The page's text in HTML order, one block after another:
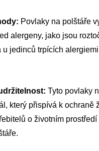
Povlaky na polštáře
alergeny, jako jsou
u jedinců trpících
Tyto povlaky
který přispívá k ochraně
o životním